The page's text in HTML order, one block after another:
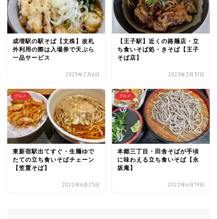
成増駅の駅そば【文殊】改札
外利用の際は入場券で天ぷら
一品サービス
2025年2月6日
【王子駅】近くの路麺店・立
ち食いそば処・きそば【王子
そば店】
2023年3月31日
グルメ
東新宿駅出てすぐ・生麺ゆで
たての立ち食いそばチェーン
【笠置そば】
2022年6月25日
グルメ
本郷三丁目・田舎そばが手頃
に味わえる立ち食いそば【永
坂庵】
2022年6月19日